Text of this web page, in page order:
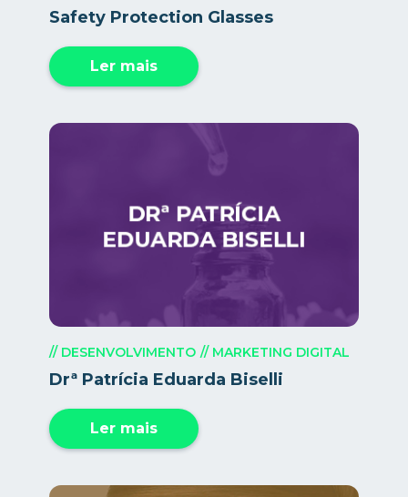
Safety Protection Glasses
Ler mais
// DESENVOLVIMENTO // MARKETING DIGITAL
Drª Patrícia Eduarda Biselli
Ler mais